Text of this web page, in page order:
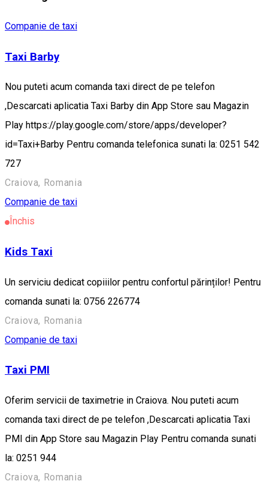
Companie de taxi
Taxi Barby
Nou puteti acum comanda taxi direct de pe telefon
,Descarcati aplicatia Taxi Barby din App Store sau Magazin
Play https://play.google.com/store/apps/developer?
id=Taxi+Barby Pentru comanda telefonica sunati la: 0251 542
727
Craiova, Romania
Companie de taxi
Închis
Kids Taxi
Un serviciu dedicat copiiilor pentru confortul părinților! Pentru
comanda sunati la: 0756 226774
Craiova, Romania
Companie de taxi
Taxi PMI
Oferim servicii de taximetrie in Craiova. Nou puteti acum
comanda taxi direct de pe telefon ,Descarcati aplicatia Taxi
PMI din App Store sau Magazin Play Pentru comanda sunati
la: 0251 944
Craiova, Romania